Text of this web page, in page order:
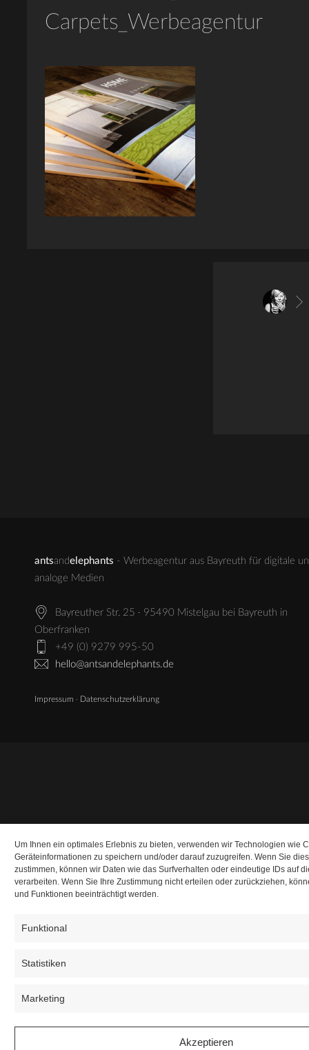
Um Ihnen ein optimales Erlebnis zu bieten, verwenden wir Technologien wie
Geräteinformationen zu speichern und/oder darauf zuzugreifen. Wenn Sie
zustimmen, können wir Daten wie das Surfverhalten oder eindeutige IDs auf
verarbeiten. Wenn Sie Ihre Zustimmung nicht erteilen oder zurückziehen,
und Funktionen beeinträchtigt werden.
Funktional
Statistiken
Marketing
Akzeptieren
Carpets_Werbeagentur
antsandelephants - Werbeagentur aus Bayreuth für digitale
analoge Medien
Bayreuther Str. 25 · 95490 Mistelgau bei Bayreuth in
Oberfranken
+49 (0) 9279 995-50
hello@antsandelephants.de
Impressum · Datenschutzerklärung